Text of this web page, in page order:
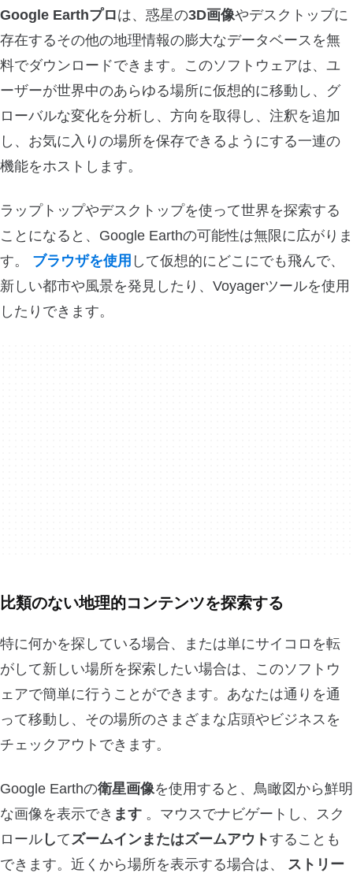
Google Earthプロは、惑星の3D画像やデスクトップに
存在するその他の地理情報の膨大なデータベースを無
料でダウンロードできます。このソフトウェアは、ユ
ーザーが世界中のあらゆる場所に仮想的に移動し、グ
ローバルな変化を分析し、方向を取得し、注釈を追加
し、お気に入りの場所を保存できるようにする一連の
機能をホストします。
ラップトップやデスクトップを使って世界を探索する
ことになると、Google Earthの可能性は無限に広がりま
す。 ブラウザを使用 して仮想的にどこにでも飛んで、
新しい都市や風景を発見したり、Voyagerツールを使用
したりできます。
比類のない地理的コンテンツを探索する
特に何かを探している場合、または単にサイコロを転
がして新しい場所を探索したい場合は、このソフトウ
ェアで簡単に行うことができます。あなたは通りを通
って移動し、その場所のさまざまな店頭やビジネスを
チェックアウトできます。
Google Earthの衛星画像を使用すると、鳥瞰図から鮮明
な画像を表示でき ます 。マウスでナビゲートし、スク
ロール してズームインまたはズームアウトすることも
できます。近くから場所を表示する場合は、 ストリー